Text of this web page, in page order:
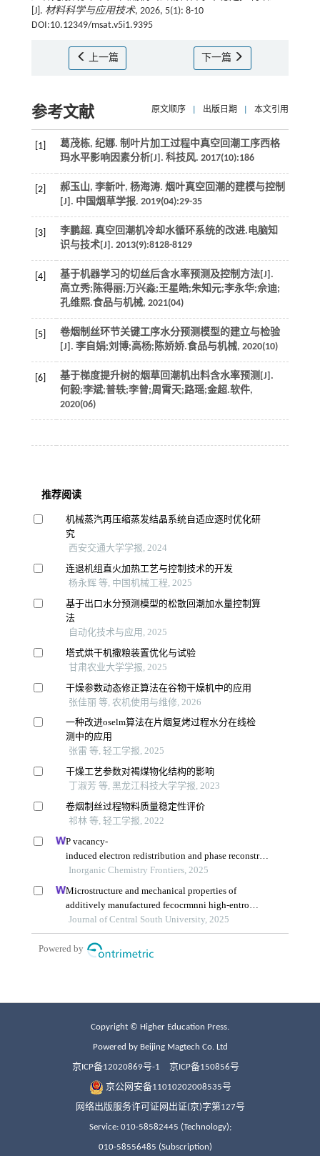
[J]. 材料科学与应用技术, 2026, 5(1): 8-10
DOI:10.12349/msat.v5i1.9395
上一篇 下一篇
参考文献 原文顺序 出版日期 本文引用
[1]
葛茂栋, 纪娜. 制叶片加工过程中真空回潮工序西格
玛水平影响因素分析[J]. 科技风. 2017(10):186
[2] 郝玉山, 李新叶, 杨海涛. 烟叶真空回潮的建模与控制
[J]. 中国烟草学报. 2019(04):29-35
[3]
李鹏超. 真空回潮机冷却水循环系统的改进.电脑知
识与技术[J]. 2013(9):8128-8129
[4]
基于机器学习的切丝后含水率预测及控制方法[J].
高立秀;陈得丽;万兴淼;王星皓;朱知元;李永华;佘迪;
孔维熙.食品与机械, 2021(04)
[5]
卷烟制丝环节关键工序水分预测模型的建立与检验
[J]. 李自娟;刘博;高杨;陈娇娇.食品与机械, 2020(10)
[6]
基于梯度提升树的烟草回潮机出料含水率预测[J].
何毅;李斌;普轶;李曾;周霄天;路瑶;金超.软件,
2020(06)
Copyright © Higher Education Press.
Powered by Beijing Magtech Co. Ltd
京ICP备12020869号-1 京ICP备150856号
京公网安备11010202008535号
网络出版服务许可证网出证(京)字第127号
Service: 010-58582445 (Technology);
010-58556485 (Subscription)